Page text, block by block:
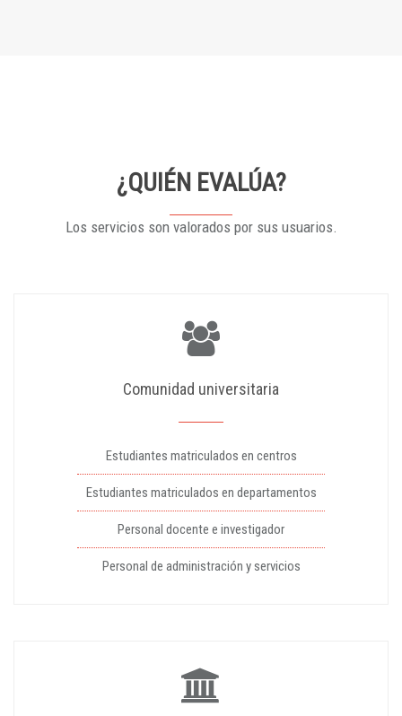
¿QUIÉN EVALÚA?
Los servicios son valorados por sus usuarios.
Comunidad universitaria
Estudiantes matriculados en centros
Estudiantes matriculados en departamentos
Personal docente e investigador
Personal de administración y servicios